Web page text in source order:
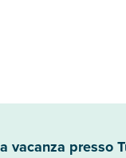
vacanza presso